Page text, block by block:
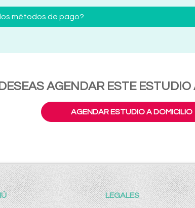
métodos de pago?
AGENDAR ESTE
AGENDAR ESTUDIO A DOMICILIO
LEGALES